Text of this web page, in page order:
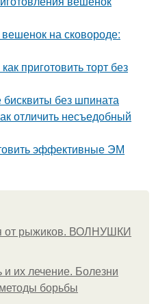
на сковороде:
приготовить торт без
бисквиты без шпината
отличить несъедобный
эффективные ЭМ
от рыжиков. ВОЛНУШКИ
их лечение. Болезни
борьбы